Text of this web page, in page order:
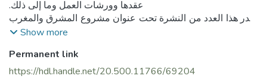
صدر هذا العدد من النشرة تحت عنوان مشروع المشرق والمغرب
وذلك بعد أن شملت المرحلة الثانية من المشروع أربع دول من
زيادة إنتاج الشعير، الأعلاف والأغنام ضمن نظام زراعي يتكامل
فيه الإنتاجان النباتي والحيواني وله صفة الديمومة ويحقق الحفاظ
Show more
Permanent link
https://hdl.handle.net/20.500.11766/69204